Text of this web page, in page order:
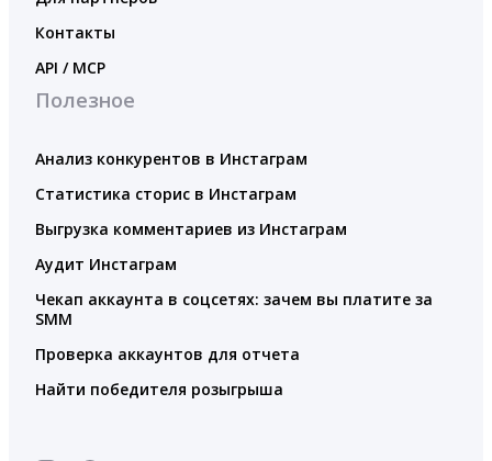
Контакты
API / MCP
Полезное
Анализ конкурентов в Инстаграм
Статистика сторис в Инстаграм
Выгрузка комментариев из Инстаграм
Аудит Инстаграм
Чекап аккаунта в соцсетях: зачем вы платите за
SMM
Проверка аккаунтов для отчета
Найти победителя розыгрыша